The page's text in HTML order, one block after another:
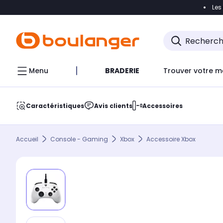
Accéder
Menu BRADERIE Trouver votre
Caractéristiques Avis clients Accessoires
Accueil Console - Gaming Xbox Accessoire Xbox